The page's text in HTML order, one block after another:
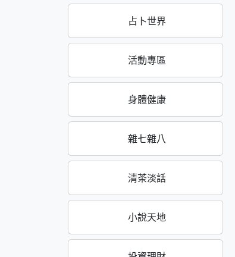
占卜世界
活動專區
身體健康
雜七雜八
清茶淡話
小說天地